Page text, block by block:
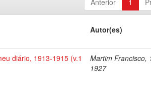
Anterior 1
Autor(es)
diário, 1913-1915 (v.1
Martim Francisco,
1927